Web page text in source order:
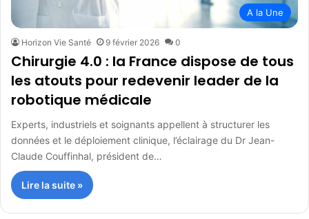
A la Une
Horizon Vie Santé 9 février 2026 0
Chirurgie 4.0 : la France dispose de tous
les atouts pour redevenir leader de la
robotique médicale
Experts, industriels et soignants appellent à structurer les
données et le déploiement clinique, l’éclairage du Dr Jean-
Claude Couffinhal, président de…
Lire la suite »